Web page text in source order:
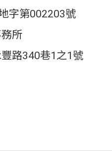
字第002203號
所
路340巷1之1號